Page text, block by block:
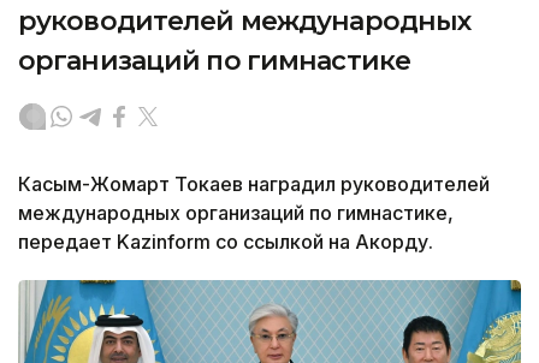
руководителей международных
организаций по гимнастике
Касым-Жомарт Токаев наградил руководителей
международных организаций по гимнастике,
передает Kazinform со ссылкой на Акорду.